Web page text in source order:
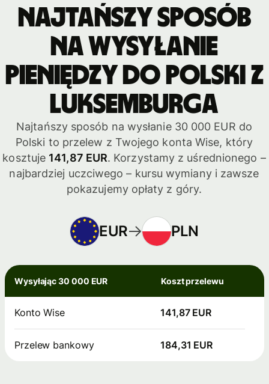
Najtańszy sposób
na wysyłanie
pieniędzy do Polski z
Luksemburga
Najtańszy sposób na wysłanie 30 000 EUR do
Polski to przelew z Twojego konta Wise, który
kosztuje 141,87 EUR. Korzystamy z uśrednionego –
najbardziej uczciwego – kursu wymiany i zawsze
pokazujemy opłaty z góry.
EUR PLN
Wysyłając 30 000 EUR Koszt przelewu
Konto Wise 141,87 EUR
Przelew bankowy 184,31 EUR